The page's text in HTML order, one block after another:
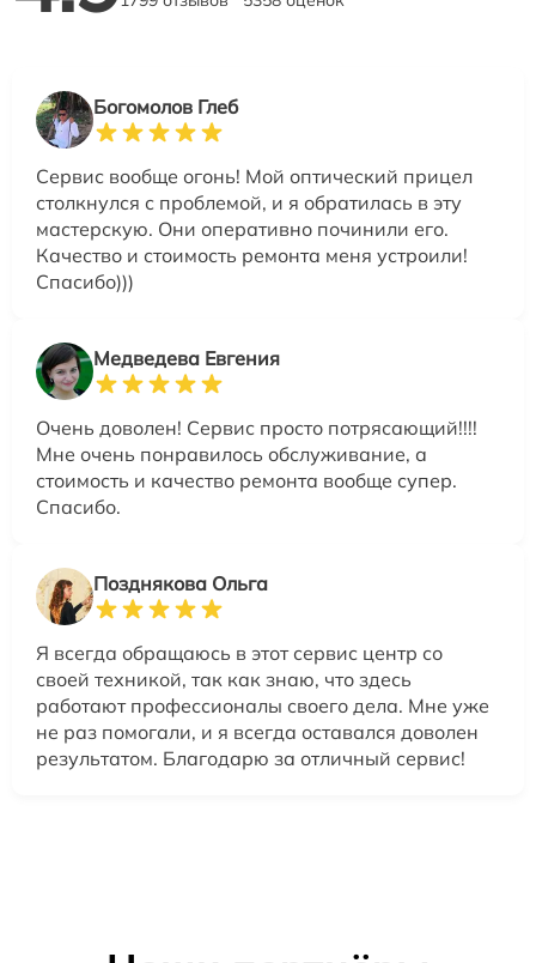
Богомолов Глеб
Сервис вообще огонь! Мой оптический прицел
столкнулся с проблемой, и я обратилась в эту
мастерскую. Они оперативно починили его.
Качество и стоимость ремонта меня устроили!
Спасибо)))
Медведева Евгения
Очень доволен! Сервис просто потрясающий!!!!
Мне очень понравилось обслуживание, а
стоимость и качество ремонта вообще супер.
Спасибо.
Позднякова Ольга
Я всегда обращаюсь в этот сервис центр со
своей техникой, так как знаю, что здесь
работают профессионалы своего дела. Мне уже
не раз помогали, и я всегда оставался доволен
результатом. Благодарю за отличный сервис!